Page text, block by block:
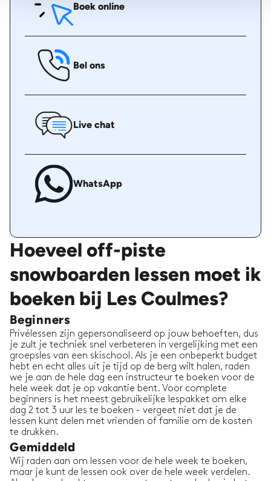
Boek online
Bel ons
Live chat
WhatsApp
Hoeveel off-piste
snowboarden lessen moet ik
boeken bij Les Coulmes?
Beginners
Privélessen zijn gepersonaliseerd op jouw behoeften, dus
je zult je techniek snel verbeteren in vergelijking met een
groepsles van een skischool. Als je een onbeperkt budget
hebt en echt alles uit je tijd op de berg wilt halen, raden
we je aan de hele dag een instructeur te boeken voor de
hele week dat je op vakantie bent. Voor complete
beginners is het meest gebruikelijke lespakket om elke
dag 2 tot 3 uur les te boeken - vergeet niet dat je de
lessen kunt delen met vrienden of familie om de kosten
te drukken.
Gemiddeld
Wij raden aan om lessen voor de hele week te boeken,
maar je kunt de lessen ook over de hele week verdelen.